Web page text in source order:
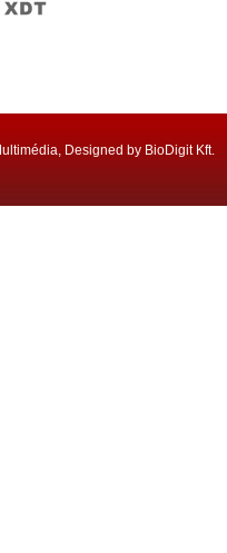
Designed by BioDigit Kft.